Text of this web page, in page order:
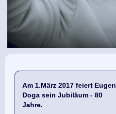
Am 1.März 2017 feiert Eugen
Doga sein Jubiläum - 80
Jahre.